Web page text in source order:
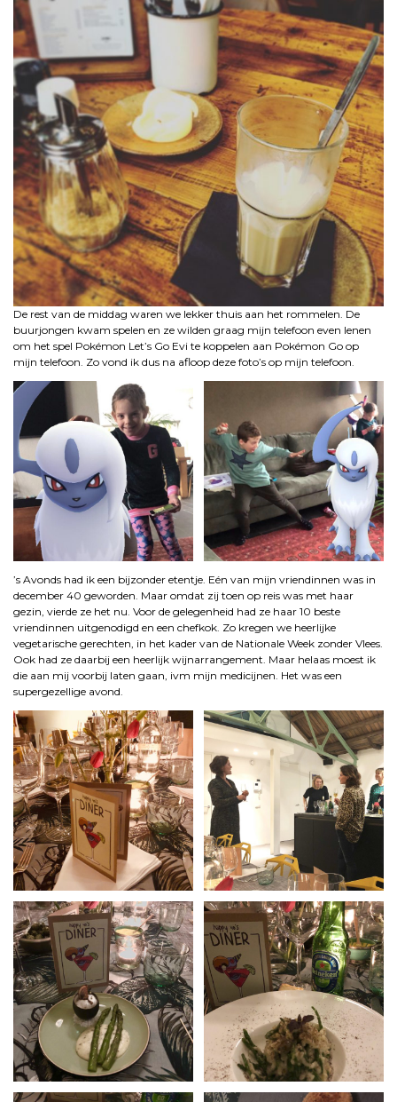
De rest van de middag waren we lekker thuis aan het rommelen. De
buurjongen kwam spelen en ze wilden graag mijn telefoon even lenen
om het spel Pokémon Let’s Go Evi te koppelen aan Pokémon Go op
mijn telefoon. Zo vond ik dus na afloop deze foto’s op mijn telefoon.
’s Avonds had ik een bijzonder etentje. Eén van mijn vriendinnen was in
december 40 geworden. Maar omdat zij toen op reis was met haar
gezin, vierde ze het nu. Voor de gelegenheid had ze haar 10 beste
vriendinnen uitgenodigd en een chefkok. Zo kregen we heerlijke
vegetarische gerechten, in het kader van de Nationale Week zonder Vlees.
Ook had ze daarbij een heerlijk wijnarrangement. Maar helaas moest ik
die aan mij voorbij laten gaan, ivm mijn medicijnen. Het was een
supergezellige avond.